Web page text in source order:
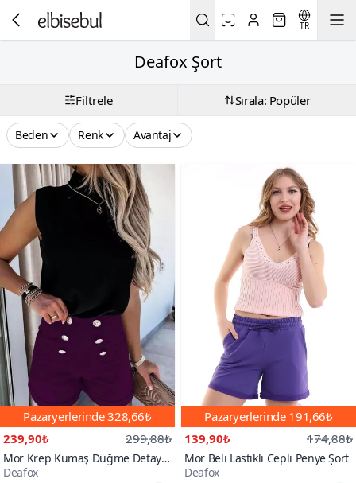
TR
Deafox Şort
Filtrele Sırala: Popüler
Beden Renk Avantaj
Pazaryerlerinde328,66₺
239,90₺
299,88₺
Mor Krep Kumaş Düğme Detay
Kısa Şort
Deafox
3
Pazaryerlerinde 191,66₺
139,90₺
174,88₺
Mor Beli Lastikli Cepli Penye Şort
Deafox
100+